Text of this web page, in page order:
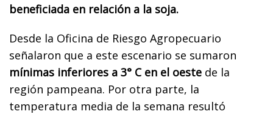
beneficiada en relación a la soja.
Desde la Oficina de Riesgo Agropecuario
señalaron que a este escenario se sumaron
mínimas inferiores a 3° C en el oeste de la
región pampeana. Por otra parte, la
temperatura media de la semana resultó